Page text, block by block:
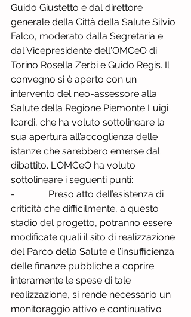
Guido Giustetto e dal direttore
generale della Città della Salute Silvio
Falco, moderato dalla Segretaria e
dal Vicepresidente dell'OMCeO di
Torino Rosella Zerbi e Guido Regis. Il
convegno si è aperto con un
intervento del neo-assessore alla
Salute della Regione Piemonte Luigi
Icardi, che ha voluto sottolineare la
sua apertura all’accoglienza delle
istanze che sarebbero emerse dal
dibattito. L'OMCeO ha voluto
sottolineare i seguenti punti:
-              Preso atto dell’esistenza di
criticità che difficilmente, a questo
stadio del progetto, potranno essere
modificate quali il sito di realizzazione
del Parco della Salute e l’insufficienza
delle finanze pubbliche a coprire
interamente le spese di tale
realizzazione, si rende necessario un
monitoraggio attivo e continuativo